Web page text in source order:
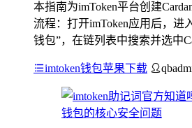
本指南为imToken平台创建
流程：打开imToken应用后，进
钱包”，在链列表中搜索并选中
imtoken钱包苹果下载